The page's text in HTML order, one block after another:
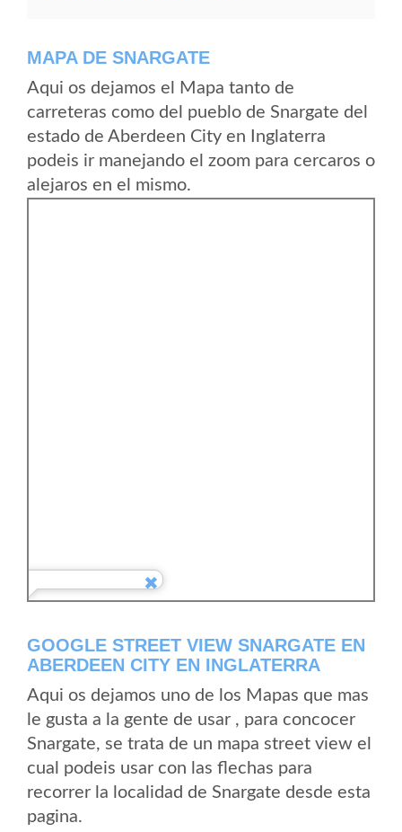
MAPA DE SNARGATE
Aqui os dejamos el Mapa tanto de
carreteras como del pueblo de Snargate del
estado de Aberdeen City en Inglaterra
podeis ir manejando el zoom para cercaros o
alejaros en el mismo.
GOOGLE STREET VIEW SNARGATE EN
ABERDEEN CITY EN INGLATERRA
Aqui os dejamos uno de los Mapas que mas
le gusta a la gente de usar , para concocer
Snargate, se trata de un mapa street view el
cual podeis usar con las flechas para
recorrer la localidad de Snargate desde esta
pagina.